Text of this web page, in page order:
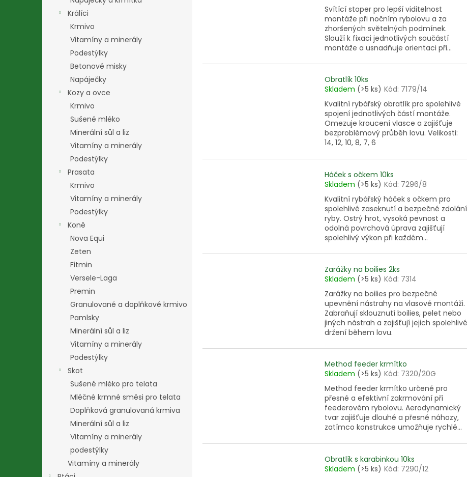
Králíci
Krmivo
Vitamíny a minerály
Podestýlky
Betonové misky
Napáječky
Kozy a ovce
Krmivo
Sušené mléko
Minerální sůl a liz
Vitamíny a minerály
Podestýlky
Prasata
Krmivo
Vitamíny a minerály
Podestýlky
Koně
Nova Equi
Zeten
Fitmin
Versele-Laga
Premin
Granulované a doplňkové krmivo
Pamlsky
Minerální sůl a liz
Vitamíny a minerály
Podestýlky
Skot
Sušené mléko pro telata
Mléčné krmné směsi pro telata
Doplňková granulovaná krmiva
Minerální sůl a liz
Vitamíny a minerály
podestýlky
Vitamíny a minerály
Svítící stoper pro lepší viditelnost
montáže při nočním rybolovu a za
zhoršených světelných podmínek.
Slouží k fixaci jednotlivých součástí
montáže a usnadňuje orientaci při...
Obratlík 10ks
Skladem (>5 ks) Kód: 7179/14
Kvalitní rybářský obratlík pro spolehlivé
spojení jednotlivých částí montáže.
Omezuje kroucení vlasce a zajišťuje
bezproblémový průběh lovu. Velikosti:
14, 12, 10, 8, 7, 6
Háček s očkem 10ks
Skladem (>5 ks) Kód: 7296/8
Kvalitní rybářský háček s očkem pro
spolehlivé zaseknutí a bezpečné zdolání
ryby. Ostrý hrot, vysoká pevnost a
odolná povrchová úprava zajišťují
spolehlivý výkon při každém...
Zarážky na boilies 2ks
Skladem (>5 ks) Kód: 7314
Zarážky na boilies pro bezpečné
upevnění nástrahy na vlasové montáži.
Zabraňují sklouznutí boilies, pelet nebo
jiných nástrah a zajišťují jejich spolehlivé
držení během lovu.
Method feeder krmítko
Skladem (>5 ks) Kód: 7320/20G
Method feeder krmítko určené pro
přesné a efektivní zakrmování při
feederovém rybolovu. Aerodynamický
tvar zajišťuje dlouhé a přesné náhozy,
zatímco konstrukce umožňuje rychlé...
Obratlík s karabinkou 10ks
Skladem (>5 ks) Kód: 7290/12